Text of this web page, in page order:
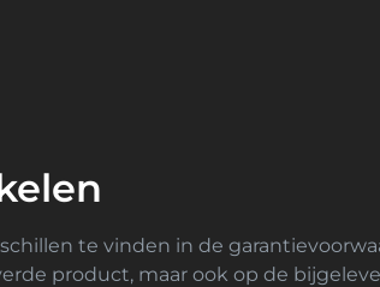
te vinden in de
product, maar ook op de